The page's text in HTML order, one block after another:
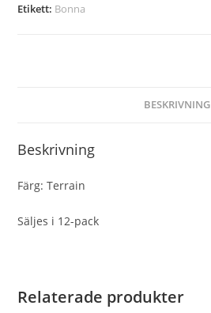
Etikett: Bonna
BESKRIVNING
Beskrivning
Färg: Terrain
Säljes i 12-pack
Relaterade produkter